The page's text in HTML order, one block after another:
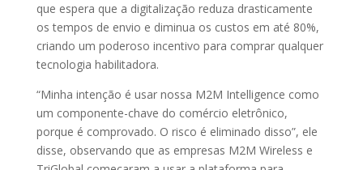
que espera que a digitalização reduza drasticamente
os tempos de envio e diminua os custos em até 80%,
criando um poderoso incentivo para comprar qualquer
tecnologia habilitadora.
“Minha intenção é usar nossa M2M Intelligence como
um componente-chave do comércio eletrônico,
porque é comprovado. O risco é eliminado disso”, ele
disse, observando que as empresas M2M Wireless e